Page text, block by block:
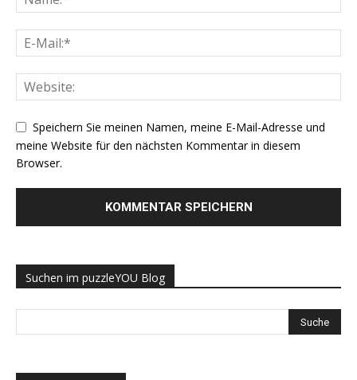
Speichern Sie meinen Namen, meine E-Mail-Adresse und
meine Website für den nächsten Kommentar in diesem
Browser.
Suchen im puzzleYOU Blog